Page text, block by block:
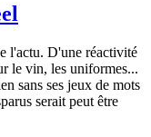
l'actu. D'une réactivité
le vin, les uniformes...
sans ses jeux de mots
serait peut être